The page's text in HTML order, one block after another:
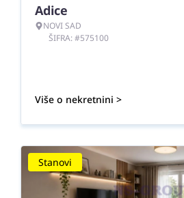
Adice
NOVI SAD
ŠIFRA: #575100
Više o nekretnini >
Stanovi